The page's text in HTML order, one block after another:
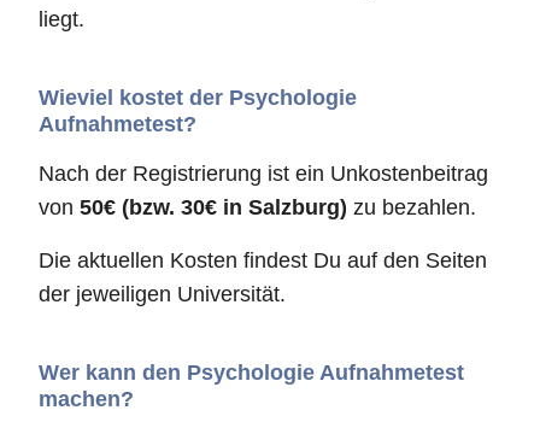
liegt.
Wieviel kostet der Psychologie
Aufnahmetest?
Nach der Registrierung ist ein Unkostenbeitrag
von 50€ (bzw. 30€ in Salzburg) zu bezahlen.
Die aktuellen Kosten findest Du auf den Seiten
der jeweiligen Universität.
Wer kann den Psychologie Aufnahmetest
machen?